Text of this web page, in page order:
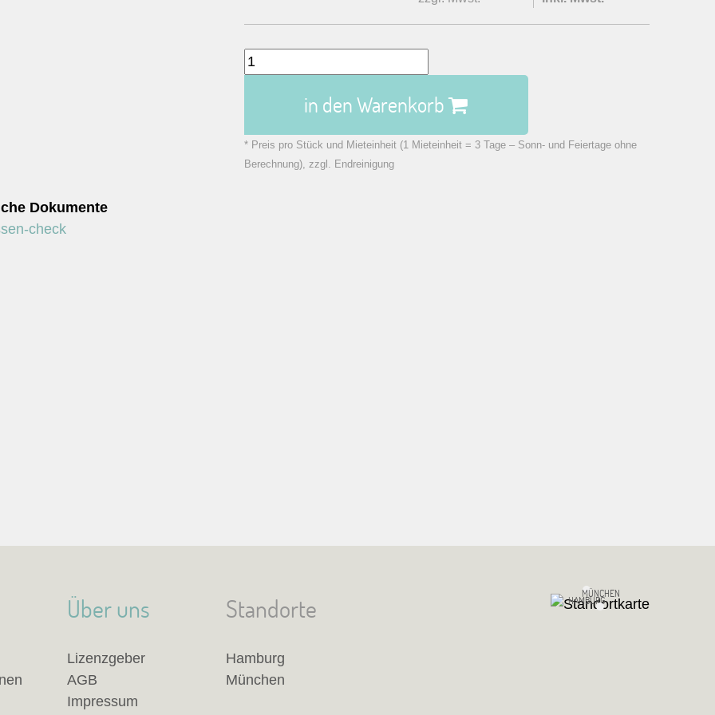
in den Warenkorb
* Preis pro Stück und Mieteinheit (1 Mieteinheit = 3 Tage – Sonn- und Feiertage ohne
Berechnung), zzgl. Endreinigung
Dokumente
check
Standorte
Hamburg
München
HAMBURG
MÜNCHEN
Über uns
Lizenzgeber
AGB
Impressum